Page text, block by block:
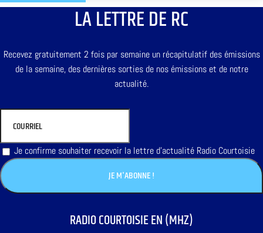
LA LETTRE DE RC
Recevez gratuitement 2 fois par semaine un récapitulatif des émissions
de la semaine, des dernières sorties de nos émissions et de notre
actualité.
Je confirme souhaiter recevoir la lettre d'actualité Radio Courtoisie
RADIO COURTOISIE EN (MHZ)